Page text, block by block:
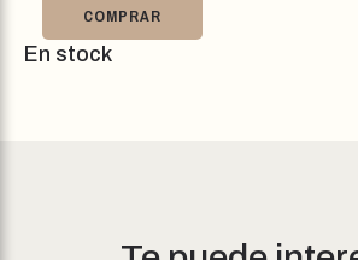
COMPRAR
En stock